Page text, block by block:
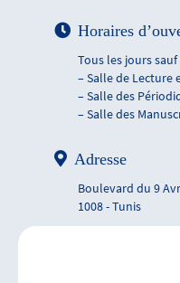
Horaires
Tous les jours
– Salle de Lecture
– Salle des
– Salle des
Adresse
Boulevard du 9
1008 - Tunis